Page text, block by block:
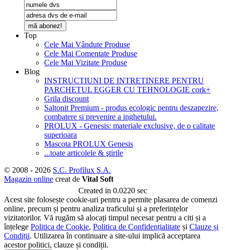
mă abonez!
Top
Cele Mai Vândute Produse
Cele Mai Comentate Produse
Cele Mai Vizitate Produse
Blog
INSTRUCTIUNI DE INTRETINERE PENTRU
PARCHETUL EGGER CU TEHNOLOGIE cork+
Grila discount
Saltonit Premium - produs ecologic pentru deszapezire,
combatere si prevenire a inghetului.
PROLUX - Genesis: materiale exclusive, de o calitate
superioara
Mascota PROLUX Genesis
...toate articolele & ştirile
© 2008 - 2026 S.C. Profilux S.A.
Magazin online creat de Vital Soft
Created in 0.0220 sec
Acest site folosește cookie-uri pentru a permite plasarea de comenzi
online, precum și pentru analiza traficului și a preferințelor
vizitatorilor. Vă rugăm să alocați timpul necesar pentru a citi și a
înțelege Politica de Cookie, Politica de Confidențialitate și Clauze și
Condiții. Utilizarea în continuare a site-ului implică acceptarea
acestor politici, clauze și condiții.